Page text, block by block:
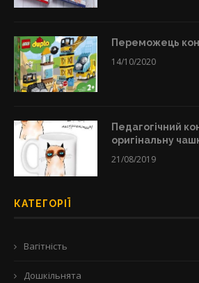
Переможець
14/10/2020
Педагогічний
оригінальну
21/08/2019
КАТЕГОРІЇ
Вагітність
Дошкільнята